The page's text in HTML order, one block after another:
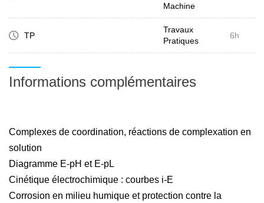
Machine
TP
Travaux
Pratiques
6h
Informations complémentaires
Complexes de coordination, réactions de complexation en
solution
Diagramme E-pH et E-pL
Cinétique électrochimique : courbes i-E
Corrosion en milieu humique et protection contre la